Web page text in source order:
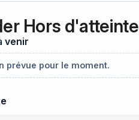
Hors d'atteinte
venir
prévue pour le moment.